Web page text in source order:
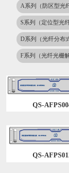
A系列（防区型光
S系列（定位型光
D系列（光纤分布
F系列（光纤光栅
QS-
QS-